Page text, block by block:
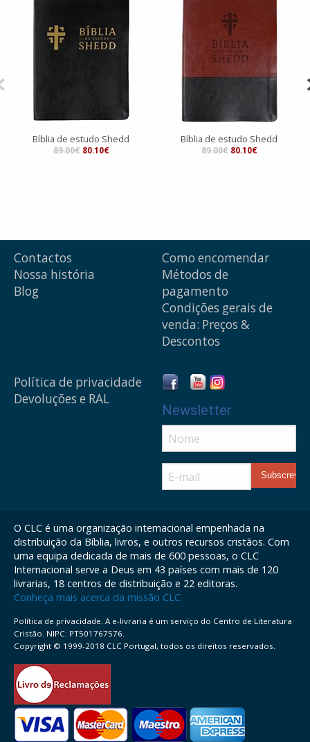
Bíblia de estudo Shedd
89.00€ 80.10€
Bíblia de estudo Shedd
89.00€ 80.10€
Contactos
Nossa história
Blog
Como encomendar
Métodos de
pagamento
Condições gerais de
venda: Preços &
Descontos
Política de privacidade
Devoluções e RAL
Newsletter
O CLC é uma organização internacional empenhada na
distribuição da Bíblia, livros, e outros recursos cristãos. Com
uma equipa dedicada de mais de 600 pessoas, o CLC
Internacional serve a Deus em 43 países com mais de 120
livrarias, 18 centros de distribuição e 22 editoras.
Conheça mais acerca da missão CLC
Política de privacidade. A e-livraria é um serviço do Centro de Literatura
Cristão. NIPC: PT501767576.
Copyright © 1999-2018 CLC Portugal, todos os direitos reservados.